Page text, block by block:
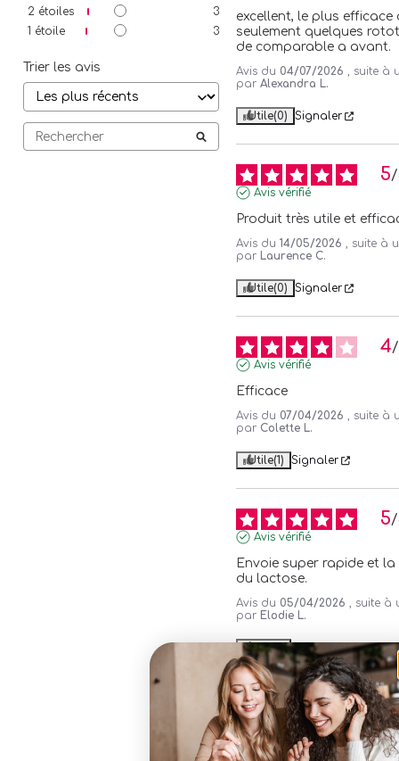
2 étoiles
3
1 étoile 3
Trier les avis
excellent, le plus efficace
seulement quelques
de comparable a avant.
Avis du 04/07/2026 , suite à
parAlexandra L.
Utile(0) Signaler
5/
Avis vérifié
Produit très utile et
Avis du14/05/2026 , suite à
par Laurence C.
Utile(0) Signaler
4/
Avis vérifié
Efficace
Avis du 07/04/2026 , suite à
par Colette L.
Utile(1) Signaler
5/
Avis vérifié
Envoie super rapide et
du lactose.
Avis du 05/04/2026 , suite à
par Elodie L.
Utile(1) Signaler
1 2 3